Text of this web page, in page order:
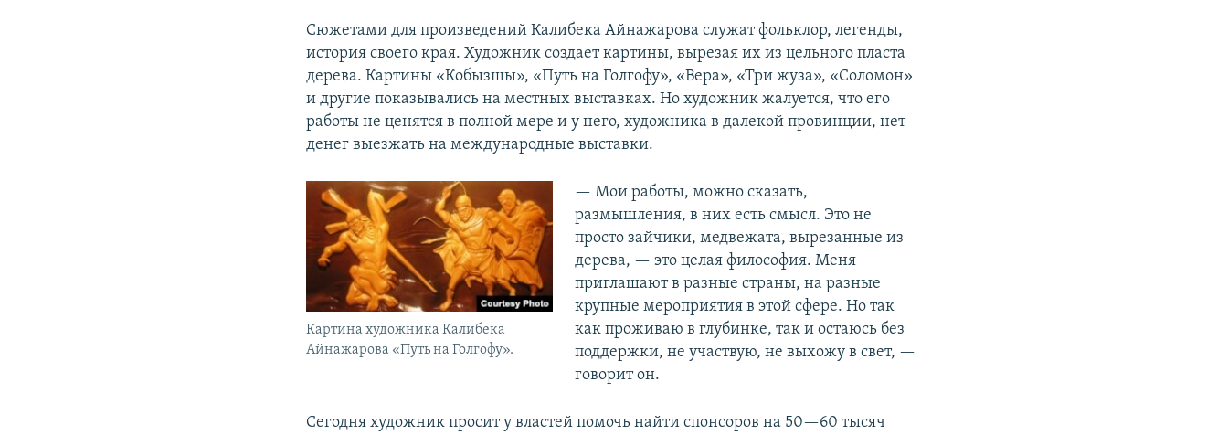
Сюжетами для произведений Калибека Айнажарова служат фольклор, легенды,
история своего края. Художник создает картины, вырезая их из цельного пласта
дерева. Картины «Кобызшы», «Путь на Голгофу», «Вера», «Три жуза», «Соломон»
и другие показывались на местных выставках. Но художник жалуется, что его
работы не ценятся в полной мере и у него, художника в далекой провинции, нет
денег выезжать на международные выставки.
Картина художника Калибека
Айнажарова «Путь на Голгофу».
— Мои работы, можно сказать,
размышления, в них есть смысл. Это не
просто зайчики, медвежата, вырезанные из
дерева, — это целая философия. Меня
приглашают в разные страны, на разные
крупные мероприятия в этой сфере. Но так
как проживаю в глубинке, так и остаюсь без
поддержки, не участвую, не выхожу в свет, —
говорит он.
Сегодня художник просит у властей помочь найти спонсоров на 50—60 тысяч